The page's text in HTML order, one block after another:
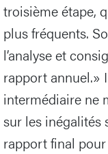
troisième étape,
plus fréquents.
l’analyse et
rapport annuel.»
intermédiaire ne
sur les inégalités
rapport final